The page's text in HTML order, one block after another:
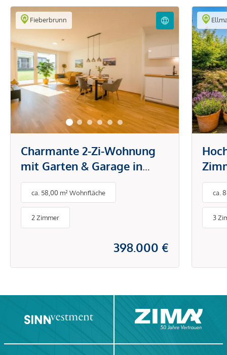
Fieberbrunn
Charmante 2-Zi-Wohnung
mit Garten & Garage in
Fieberbrunn – 58m²
ca. 58,00 m² Wohnfläche
2 Zimmer
398.000 €
ca.
3